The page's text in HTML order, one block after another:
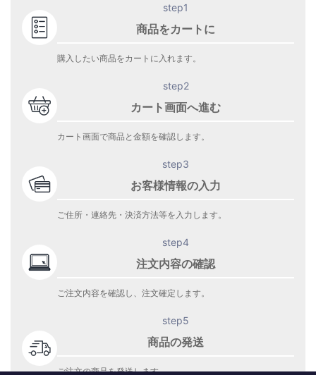
step1
商品をカートに
購入したい商品をカートに入れます。
step2
カート画面へ進む
カート画面で商品と金額を確認します。
step3
お客様情報の入力
ご住所・連絡先・決済方法等を入力します。
step4
注文内容の確認
ご注文内容を確認し、注文確定します。
step5
商品の発送
ご注文の商品を発送します。